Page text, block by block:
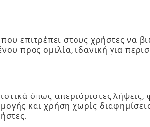
επιτρέπει στους χρήστες να
προς ομιλία, ιδανική για
όπως απεριόριστες
και χρήση χωρίς